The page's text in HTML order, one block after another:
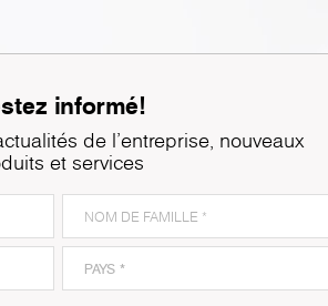
informé!
de l'entreprise, nouveaux
et services